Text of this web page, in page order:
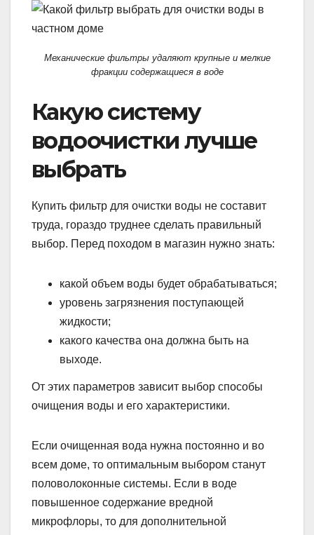
Механические фильтры удаляют крупные и мелкие
фракции содержащиеся в воде
Какую систему
водоочистки лучше
выбрать
Купить фильтр для очистки воды не составит
труда, гораздо труднее сделать правильный
выбор. Перед походом в магазин нужно знать:
какой объем воды будет обрабатываться;
уровень загрязнения поступающей
жидкости;
какого качества она должна быть на
выходе.
От этих параметров зависит выбор способы
очищения воды и его характеристики.
Если очищенная вода нужна постоянно и во
всем доме, то оптимальным выбором станут
половолоконные системы. Если в воде
повышенное содержание вредной
микрофлоры, то для дополнительной